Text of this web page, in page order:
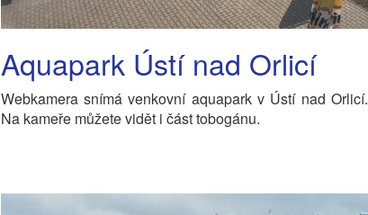
Aquapark Ústí nad Orlicí
Webkamera snímá venkovní aquapark v Ústí nad Orlicí.
Na kameře můžete vidět i část tobogánu.